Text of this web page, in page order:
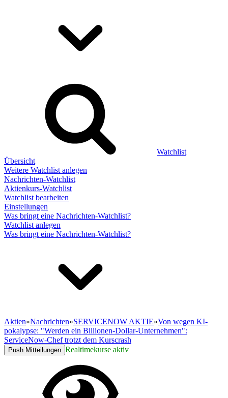
Watchlist
Übersicht
Weitere Watchlist anlegen
Nachrichten-Watchlist
Aktienkurs-Watchlist
Watchlist bearbeiten
Einstellungen
Was bringt eine Nachrichten-Watchlist?
Watchlist anlegen
Was bringt eine Nachrichten-Watchlist?
Aktien»Nachrichten»SERVICENOW AKTIE»Von wegen KI-
pokalypse: "Werden ein Billionen-Dollar-Unternehmen":
ServiceNow-Chef trotzt dem Kurscrash
Push Mitteilungen Realtimekurse aktiv